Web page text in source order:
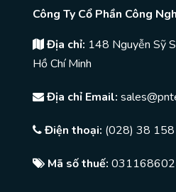
Công Ty Cổ Phần Công
Địa chỉ: 148 Nguyễn Sỹ
Hồ Chí Minh
Địa chỉ Email:
Điện thoại: (028) 38
Mã số thuế: